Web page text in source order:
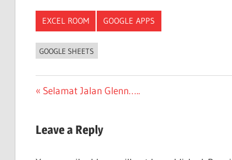
EXCEL ROOM GOOGLE APPS
GOOGLE SHEETS
Post
Previous
Selamat Jalan Glenn…..
Leave a Reply